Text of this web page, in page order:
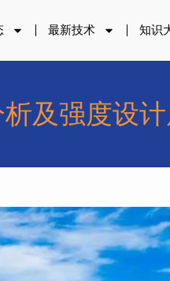
最新技术 知识
及强度设计